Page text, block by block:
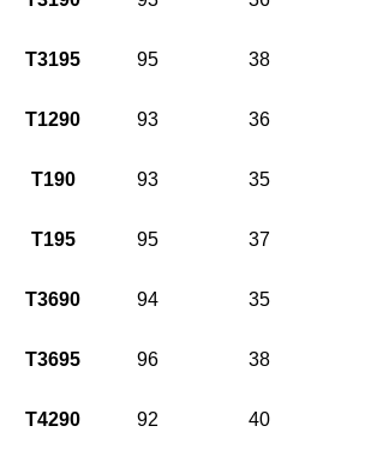
T3195 95 38
T1290 93 36
T190 93 35
T195 95 37
T3690 94 35
T3695 96 38
T4290 92 40